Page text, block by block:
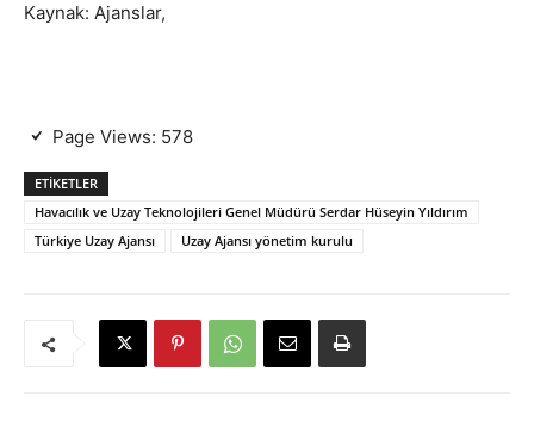
Kaynak: Ajanslar,
Page Views: 578
ETIKETLER
Havacılık ve Uzay Teknolojileri Genel Müdürü Serdar Hüseyin Yıldırım
Türkiye Uzay Ajansı
Uzay Ajansı yönetim kurulu